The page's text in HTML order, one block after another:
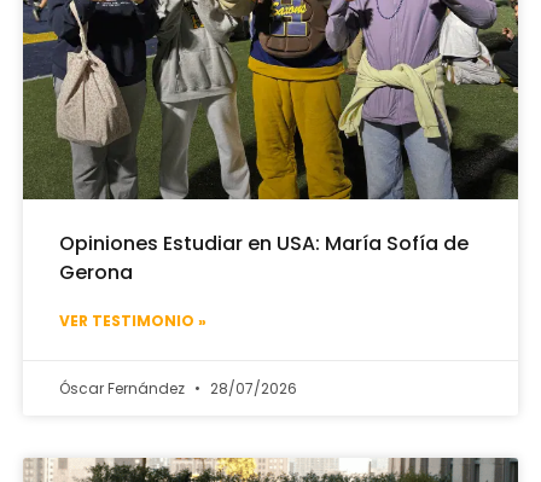
Opiniones Estudiar en USA: María Sofía de
Gerona
VER TESTIMONIO »
Óscar Fernández 28/07/2026